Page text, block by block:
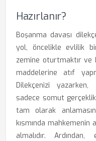
Hazırlanır?
Boşanma davası
yol, öncelikle evlilik
zemine oturtmaktır ve
maddelerine atıf
Dilekçenizi yazarken,
sadece somut
tam olarak
kısmında mahkemenin
almalıdır. Ardından,